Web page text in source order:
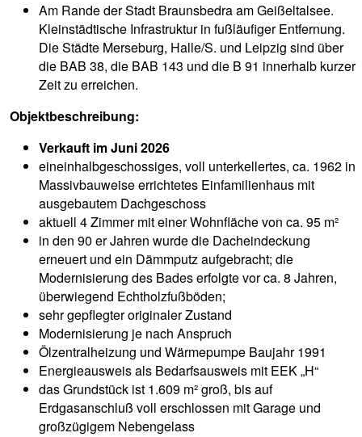
Am Rande der Stadt Braunsbedra am Geißeltalsee.
Kleinstädtische Infrastruktur in fußläufiger Entfernung.
Die Städte Merseburg, Halle/S. und Leipzig sind über
die BAB 38, die BAB 143 und die B 91 innerhalb kurzer
Zeit zu erreichen.
Objektbeschreibung:
Verkauft im Juni 2026
eineinhalbgeschossiges, voll unterkellertes, ca. 1962 in
Massivbauweise errichtetes Einfamilienhaus mit
ausgebautem Dachgeschoss
aktuell 4 Zimmer mit einer Wohnfläche von ca. 95 m²
in den 90 er Jahren wurde die Dacheindeckung
erneuert und ein Dämmputz aufgebracht; die
Modernisierung des Bades erfolgte vor ca. 8 Jahren,
überwiegend Echtholzfußböden;
sehr gepflegter originaler Zustand
Modernisierung je nach Anspruch
Ölzentralheizung und Wärmepumpe Baujahr 1991
Energieausweis als Bedarfsausweis mit EEK „H“
das Grundstück ist 1.609 m² groß, bis auf
Erdgasanschluß voll erschlossen mit Garage und
großzügigem Nebengelass